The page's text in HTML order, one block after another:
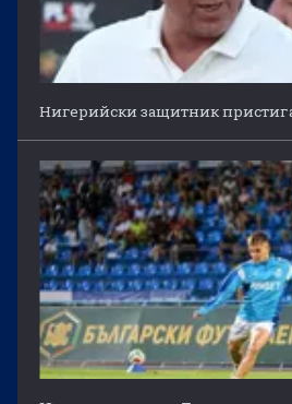
Нигерийски защитник